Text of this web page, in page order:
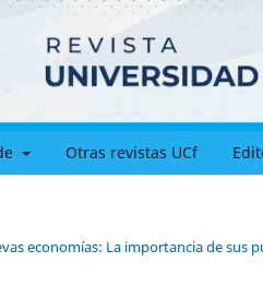
Otras revistas UCf
economías: La importancia de sus